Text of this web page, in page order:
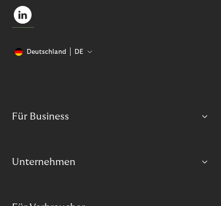
Deutschland DE
Für Business
Unternehmen